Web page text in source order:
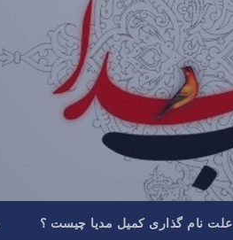
علت نام گذاری کمیل مدیا چیست ؟